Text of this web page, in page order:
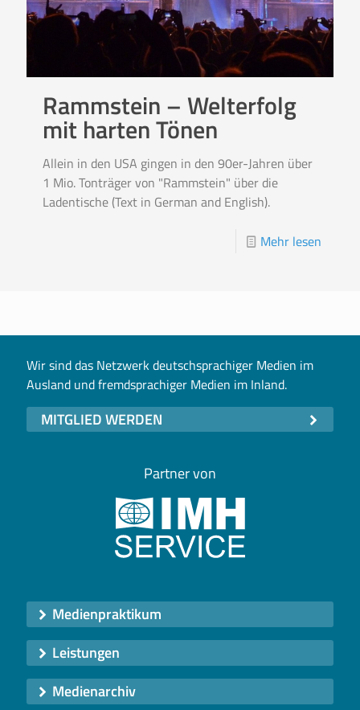
Rammstein – Welterfolg
mit harten Tönen
Allein in den USA gingen in den 90er-Jahren über
1 Mio. Tonträger von "Rammstein" über die
Ladentische (Text in German and English).
Mehr lesen
Wir sind das Netzwerk deutschsprachiger Medien im
Ausland und fremdsprachiger Medien im Inland.
MITGLIED WERDEN
Partner von
Medienpraktikum
Leistungen
Medienarchiv